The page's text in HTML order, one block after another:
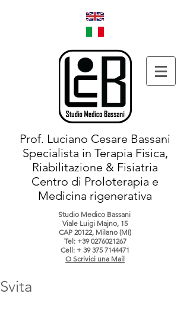
Prof. Luciano Cesare Bassani
Specialista in Terapia Fisica,
Riabilitazione & Fisiatria
Centro di Proloterapia e
Medicina rigenerativa
Studio Medico Bassani
Viale Luigi Majno, 15
CAP 20122, Milano (MI)
Tel: +39 0276021267
Cell: + 39 375 7144471
O Scrivici una Mail
Svita